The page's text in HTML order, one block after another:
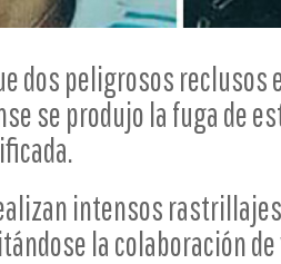
dos peligrosos
se produjo la fuga de
intensos rastrillajes
la colaboración